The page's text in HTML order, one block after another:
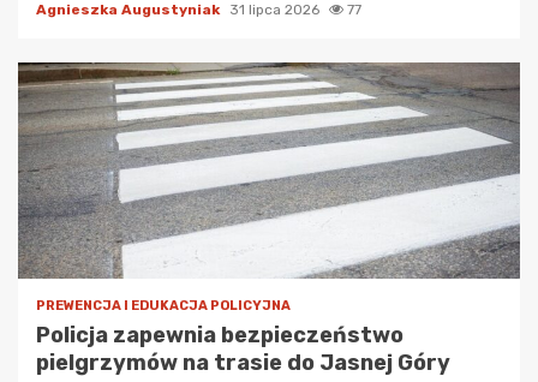
Agnieszka Augustyniak 31 lipca 2026 77
PREWENCJA I EDUKACJA POLICYJNA
Policja zapewnia bezpieczeństwo
pielgrzymów na trasie do Jasnej Góry